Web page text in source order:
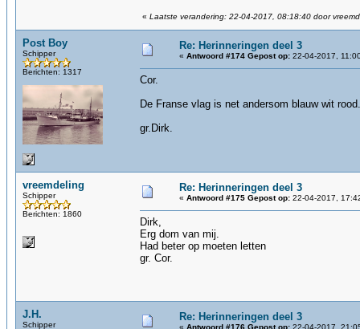
« Laatste verandering: 22-04-2017, 08:18:40 door
Post Boy
Schipper
Berichten: 1317
Re: Herinneringen deel 3
« Antwoord #174 Gepost op: 22-04-2017,
Cor.
De Franse vlag is net andersom blauw wit rood.
gr.Dirk.
vreemdeling
Schipper
Berichten: 1860
Re: Herinneringen deel 3
« Antwoord #175 Gepost op: 22-04-2017,
Dirk,
Erg dom van mij.
Had beter op moeten letten
gr. Cor.
J.H.
Schipper
Re: Herinneringen deel 3
« Antwoord #176 Gepost op: 22-04-2017,